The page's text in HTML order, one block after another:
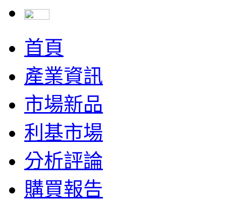
首頁
產業資訊
市場新品
利基市場
分析評論
購買報告